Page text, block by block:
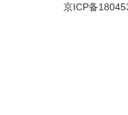
京ICP备